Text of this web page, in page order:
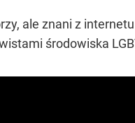
ale znani z
środowiska